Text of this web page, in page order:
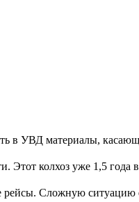
в УВД материалы,
Этот колхоз уже 1,5 года
рейсы. Сложную ситуацию